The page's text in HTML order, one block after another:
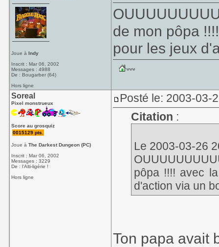
Joue àIndy
Inscrit : Mar 06, 2002
Messages : 4988
De : Bougarber (64)
Hors ligne
de mon pôpa
pour les jeux
Soreal
Pixel monstrueux
Score au grosquiz
0015129 pts.
Joue àThe Darkest Dungeon (PC)
Inscrit : Mar 06, 2002
Messages : 3229
De : l'Alti-ligérie !
Hors ligne
Posté le: 2003-03-
Citation :
Le 2003-03-26
pôpa !!!! avec
d'action via un
Ton papa avait